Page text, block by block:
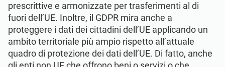
ISO 17025
IATF 16949
Dispositivi medici
Aerospaziale
prescrittive e armonizzate per trasferimenti al di
fuori dell’UE. Inoltre, il GDPR mira anche a
proteggere i dati dei cittadini dell’UE applicando un
ambito territoriale più ampio rispetto all’attuale
quadro di protezione dei dati dell’UE. Di fatto, anche